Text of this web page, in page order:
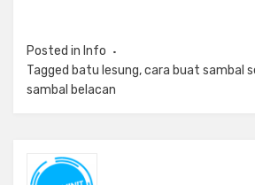
Posted in Info
Tagged batu lesung,cara buat sambal
sambal belacan